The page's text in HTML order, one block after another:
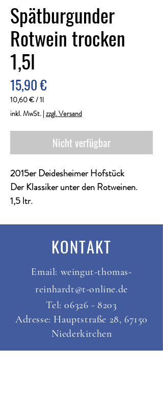
Spätburgunder
Rotwein trocken
1,5l
15,90 €Preis
10,60 €/1l
10,60 €
pro
1
inkl. MwSt. |zzgl. Versand
Nicht verfügbar
2015er Deidesheimer Hofstück
Der Klassiker unter den Rotweinen.
1,5 ltr.
Ein Deutscher Qualitätswein aus der
Pfalz. Enthält Sulfite.
Abfüller: Weingut Thomas Reinhardt,
Hauptstraße 28, 67150 Niederkirchen.
KONTAKT
Email: weingut-thomas-
reinhardt@t-online.de
Tel:06326 - 8203
Adresse: Hauptstraße 28, 67150
Niederkirchen